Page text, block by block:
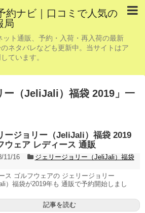
約ナビ｜口コミで人気の
局
ト通販、予約・入荷・再入荷の最新
ネタバレなども更新中。当サイトはア
ています。
ー（JeliJali）福袋 2019 」 一
ージョリー（JeliJali）福袋 2019
ウェア レディース 通販
11/16
ジェリージョリー（JeliJali）福袋
ス ゴルフウェアの ジェリージョリー
）福袋が2019年も 通販で予約開始しまし
記事を読む